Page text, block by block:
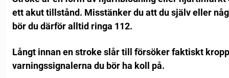
ett akut tillstånd. Misstänker du att du själv eller
bör du därför alltid ringa 112.
Långt innan en stroke slår till försöker faktiskt
varningssignalerna du bör ha koll på.